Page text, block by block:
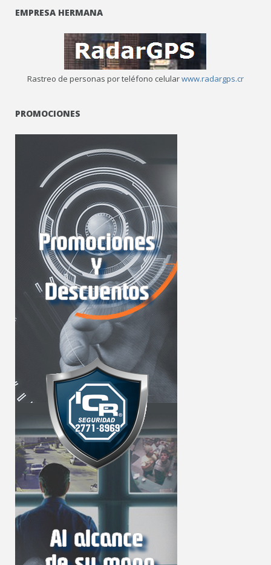
EMPRESA HERMANA
Rastreo de personas por teléfono celularwww.radargps.cr
PROMOCIONES